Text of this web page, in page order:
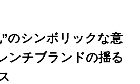
のシンボリックな意
ンチブランドの揺る